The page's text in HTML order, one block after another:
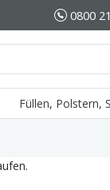
0800
Füllen, Polstern,